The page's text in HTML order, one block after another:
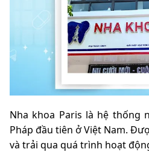
Nha khoa Paris là hệ thống
Pháp đầu tiên ở Việt Nam.
và trải qua quá trình hoạt